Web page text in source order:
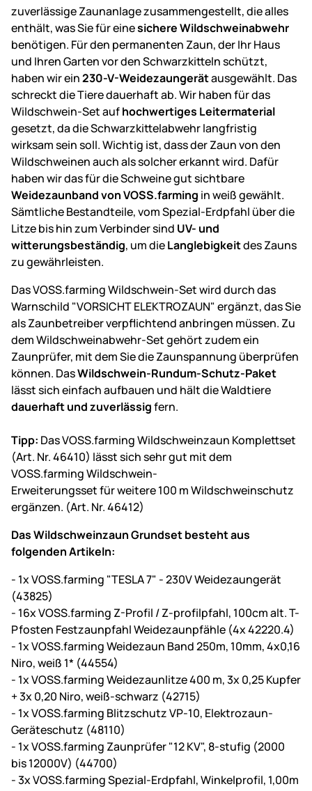
zuverlässige Zaunanlage zusammengestellt, die alles
enthält, was Sie für einesichere Wildschweinabwehr
benötigen. Für den permanenten Zaun, der Ihr Haus
und Ihren Garten vor den Schwarzkitteln schützt,
haben wir ein230-V-Weidezaungerätausgewählt. Das
schreckt die Tiere dauerhaft ab. Wir haben für das
Wildschwein-Set aufhochwertiges Leitermaterial
gesetzt, da die Schwarzkittelabwehr langfristig
wirksam sein soll. Wichtig ist, dass der Zaun von den
Wildschweinen auch als solcher erkannt wird. Dafür
haben wir das für die Schweine gut sichtbare
Weidezaunband von VOSS.farming in weiß gewählt.
Sämtliche Bestandteile, vom Spezial-Erdpfahl über die
Litze bis hin zum Verbinder sind UV- und
witterungsbeständig, um dieLanglebigkeitdes Zauns
zu gewährleisten.
Das VOSS.farming Wildschwein-Set wird durch das
Warnschild "VORSICHT ELEKTROZAUN" ergänzt, das Sie
als Zaunbetreiber verpflichtend anbringen müssen. Zu
dem Wildschweinabwehr-Set gehört zudem ein
Zaunprüfer, mit dem Sie die Zaunspannung überprüfen
können. DasWildschwein-Rundum-Schutz-Paket
lässt sich einfach aufbauen und hält die Waldtiere
dauerhaft und zuverlässigfern.
Tipp: Das VOSS.farming Wildschweinzaun Komplettset
(Art. Nr. 46410) lässt sich sehr gut mit dem
VOSS.farming Wildschwein-
Erweiterungsset für weitere 100 m Wildschweinschutz
ergänzen. (Art. Nr. 46412)
Das Wildschweinzaun Grundset besteht aus
folgenden Artikeln:
- 1x VOSS.farming "TESLA 7" - 230V Weidezaungerät
(43825)
- 16x VOSS.farming Z-Profil / Z-profilpfahl, 100cm alt. T-
Pfosten Festzaunpfahl Weidezaunpfähle (4x 42220.4)
- 1x VOSS.farming Weidezaun Band 250m, 10mm, 4x0,16
Niro, weiß 1* (44554)
- 1x VOSS.farming Weidezaunlitze 400 m, 3x 0,25 Kupfer
+ 3x 0,20 Niro, weiß-schwarz (42715)
- 1x VOSS.farming Blitzschutz VP-10, Elektrozaun-
Geräteschutz (48110)
- 1x VOSS.farming Zaunprüfer "12 KV", 8-stufig (2000
bis 12000V) (44700)
- 3x VOSS.farming Spezial-Erdpfahl, Winkelprofil, 1,00m